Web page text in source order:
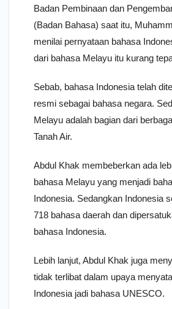
Badan Pembinaan dan
(Badan Bahasa) saat itu,
menilai pernyataan bahasa
dari bahasa Melayu itu kurang
Sebab, bahasa Indonesia telah
resmi sebagai bahasa negara.
Melayu adalah bagian dari
Tanah Air.
Abdul Khak membeberkan ada
bahasa Melayu yang menjadi
Indonesia. Sedangkan Indonesia
718 bahasa daerah dan
bahasa Indonesia.
Lebih lanjut, Abdul Khak juga
tidak terlibat dalam upaya
Indonesia jadi bahasa UNESCO.